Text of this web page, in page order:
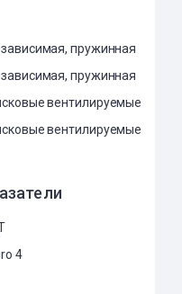
пружинная
пружинная
вентилируемые
вентилируемые
4